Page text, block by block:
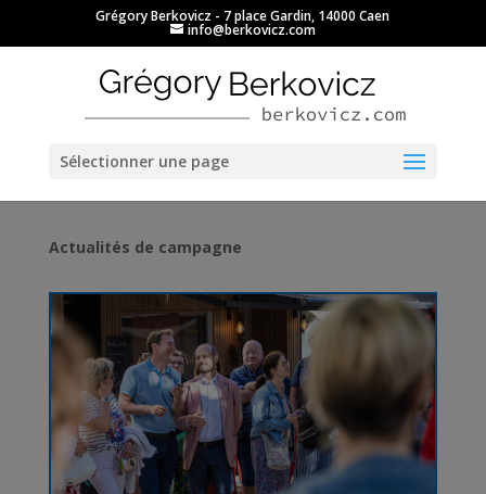
Ouvrir la barre d’outils
Grégory Berkovicz - 7 place Gardin, 14000 Caen
info@berkovicz.com
Sélectionner une page
Actualités de campagne